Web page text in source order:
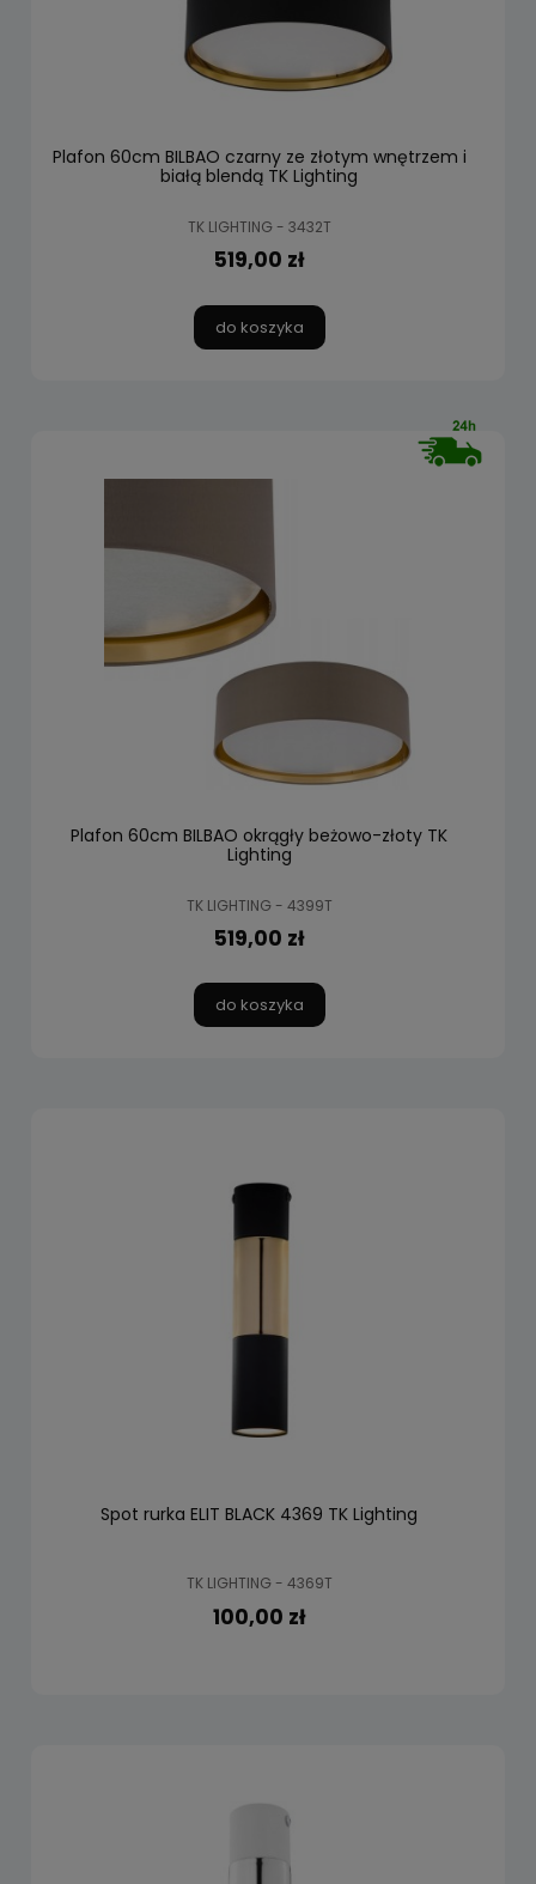
Plafon 60cm BILBAO czarny ze złotym wnętrzem i
białą blendą TK Lighting
TK LIGHTING - 3432T
519,00 zł
do koszyka
Plafon 60cm BILBAO okrągły beżowo-złoty TK
Lighting
TK LIGHTING - 4399T
519,00 zł
do koszyka
Spot rurka ELIT BLACK 4369 TK Lighting
TK LIGHTING - 4369T
100,00 zł